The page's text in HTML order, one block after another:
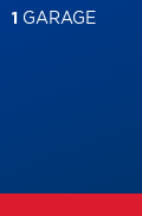
1 GARAGE